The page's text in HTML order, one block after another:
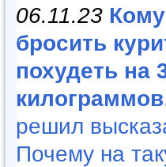
06.11.23
бросить
похудеть на
килограммов
решил
Почему на